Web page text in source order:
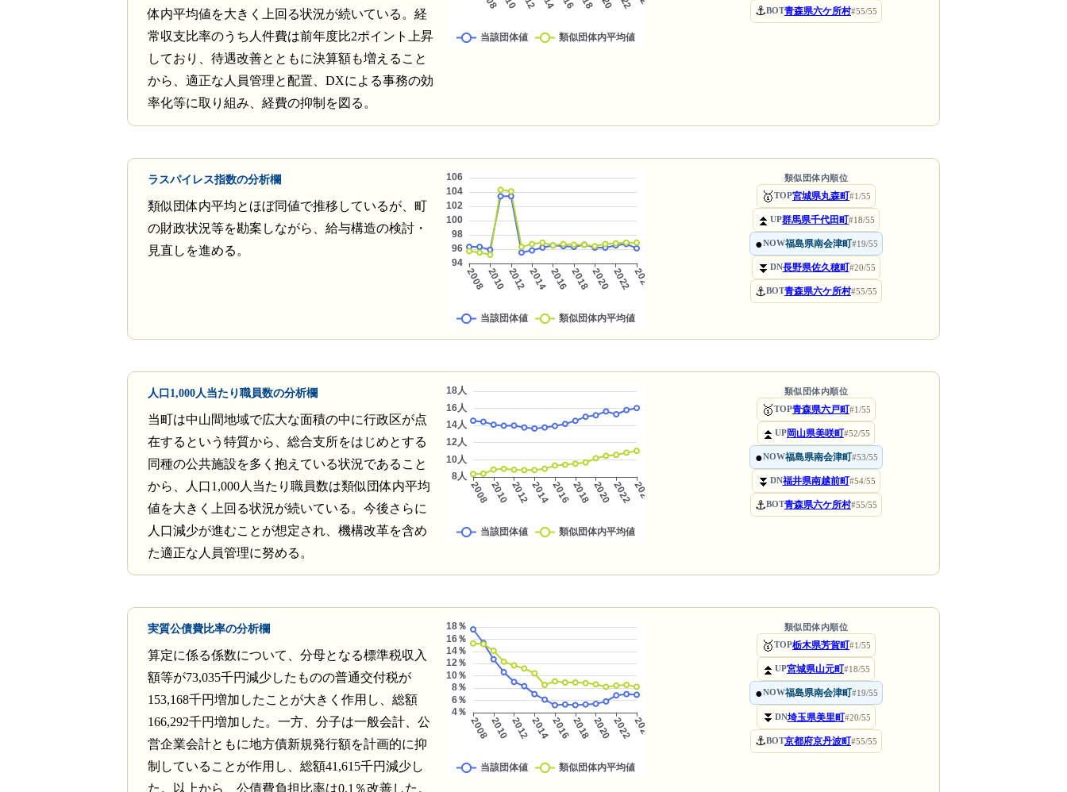
体内平均値を大きく上回る状況が続いている。経
常収支比率のうち人件費は前年度比2ポイント上昇
しており、待遇改善とともに決算額も増えること
から、適正な人員管理と配置、DXによる事務の効
率化等に取り組み、経費の抑制を図る。
⚓BOT青森県六ケ所村#55/55
ラスパイレス指数の分析欄
類似団体内平均とほぼ同値で推移しているが、町
の財政状況等を勘案しながら、給与構造の検討・
見直しを進める。
類似団体内順位
🥇TOP宮城県丸森町#1/55
⏫ UP群馬県千代田町#18/55
●NOW福島県南会津町#19/55
⏬ DN長野県佐久穂町#20/55
⚓BOT青森県六ケ所村#55/55
人口1,000人当たり職員数の分析欄
当町は中山間地域で広大な面積の中に行政区が点
在するという特質から、総合支所をはじめとする
同種の公共施設を多く抱えている状況であること
から、人口1,000人当たり職員数は類似団体内平均
値を大きく上回る状況が続いている。今後さらに
人口減少が進むことが想定され、機構改革を含め
た適正な人員管理に努める。
類似団体内順位
🥇TOP青森県六戸町#1/55
⏫ UP岡山県美咲町#52/55
●NOW福島県南会津町#53/55
⏬ DN福井県南越前町#54/55
⚓BOT青森県六ケ所村#55/55
実質公債費比率の分析欄
算定に係る係数について、分母となる標準税収入
額等が73,035千円減少したものの普通交付税が
153,168千円増加したことが大きく作用し、総額
166,292千円増加した。一方、分子は一般会計、公
営企業会計ともに地方債新規発行額を計画的に抑
制していることが作用し、総額41,615千円減少し
た。以上から、公債費負担比率は0.1％改善した。
類似団体内順位
🥇TOP栃木県芳賀町#1/55
⏫ UP宮城県山元町#18/55
●NOW福島県南会津町#19/55
⏬ DN埼玉県美里町#20/55
⚓BOT京都府京丹波町#55/55